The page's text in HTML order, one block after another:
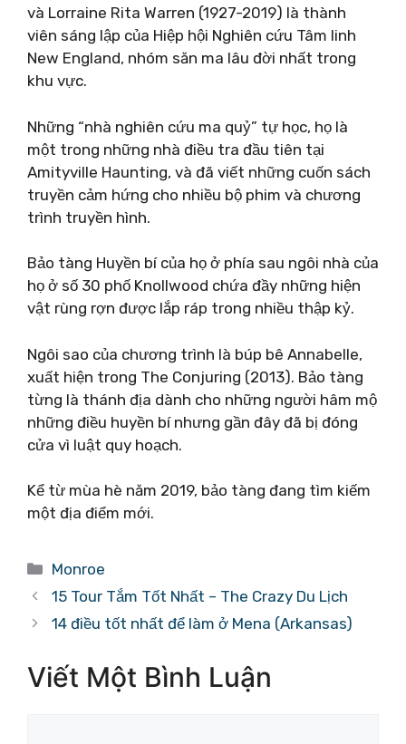
và Lorraine Rita Warren (1927-2019) là thành
viên sáng lập của Hiệp hội Nghiên cứu Tâm linh
New England, nhóm săn ma lâu đời nhất trong
khu vực.
Những “nhà nghiên cứu ma quỷ” tự học, họ là
một trong những nhà điều tra đầu tiên tại
Amityville Haunting, và đã viết những cuốn sách
truyền cảm hứng cho nhiều bộ phim và chương
trình truyền hình.
Bảo tàng Huyền bí của họ ở phía sau ngôi nhà của
họ ở số 30 phố Knollwood chứa đầy những hiện
vật rùng rợn được lắp ráp trong nhiều thập kỷ.
Ngôi sao của chương trình là búp bê Annabelle,
xuất hiện trong The Conjuring (2013). Bảo tàng
từng là thánh địa dành cho những người hâm mộ
những điều huyền bí nhưng gần đây đã bị đóng
cửa vì luật quy hoạch.
Kể từ mùa hè năm 2019, bảo tàng đang tìm kiếm
một địa điểm mới.
Danh
mục
Monroe
15 Tour Tắm Tốt Nhất – The Crazy Du Lịch
14 điều tốt nhất để làm ở Mena (Arkansas)
Viết Một Bình Luận